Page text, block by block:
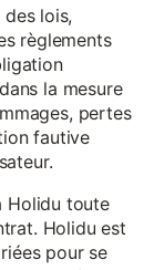
lois,
règlements
la mesure
pertes
fautive
Holidu toute
Holidu est
pour se